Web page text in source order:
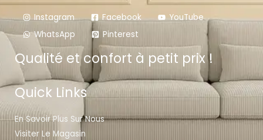
Instagram Facebook
YouTube
WhatsApp
Pinterest
Qualité et confort à petit prix !
Quick Links
En Savoir Plus Sur Nous
Visiter Le Magasin